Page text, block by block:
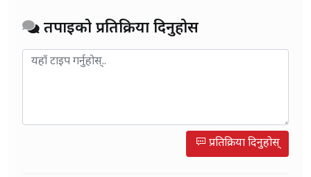
तपाईको प्रतिक्रिया दिनुहोस
प्रतिक्रिया दिनुहोस्